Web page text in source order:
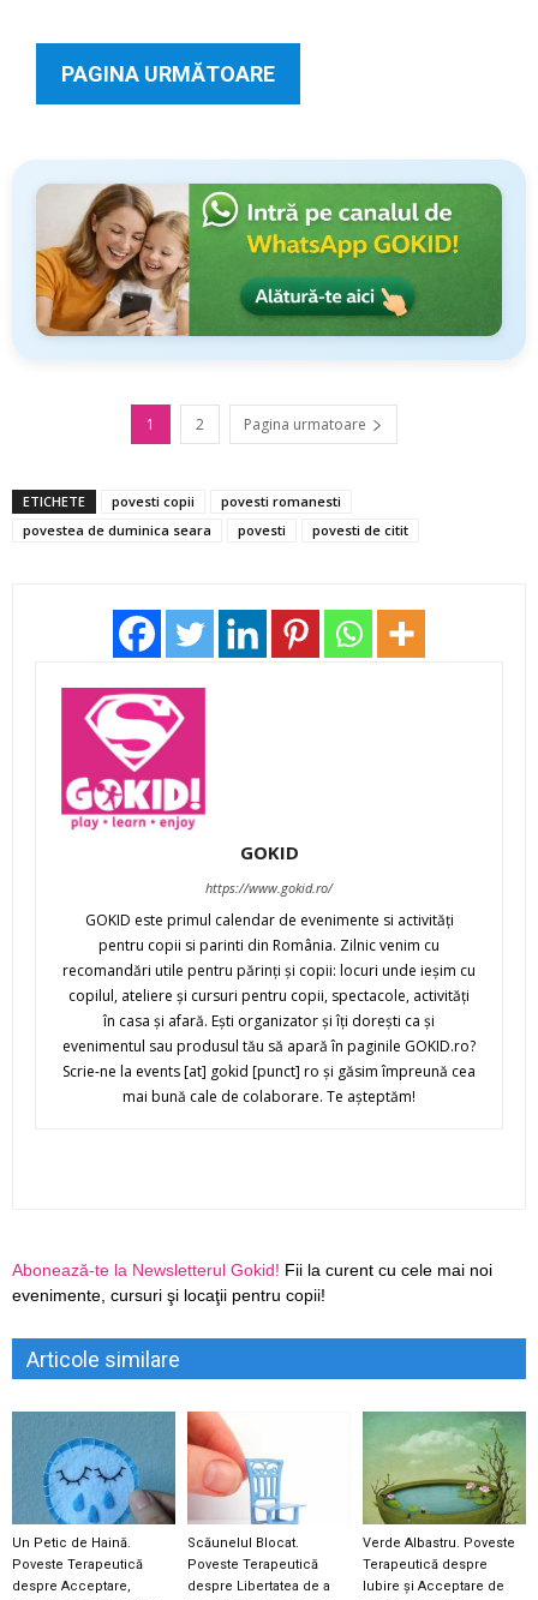
PAGINA URMĂTOARE
1 2 Pagina urmatoare
ETICHETE povesti copii
povesti romanesti
povestea de duminica seara
povesti povesti de citit
GOKID
https://www.gokid.ro/
GOKID este primul calendar de evenimente si activităţi
pentru copii si parinti din România. Zilnic venim cu
recomandări utile pentru părinţi şi copii: locuri unde ieşim cu
copilul, ateliere şi cursuri pentru copii, spectacole, activităţi
în casa şi afară. Eşti organizator şi îţi doreşti ca şi
evenimentul sau produsul tău să apară în paginile GOKID.ro?
Scrie-ne la events [at] gokid [punct] ro şi găsim împreună cea
mai bună cale de colaborare. Te aşteptăm!
Abonează-te la Newsletterul Gokid! Fii la curent cu cele mai noi
evenimente, cursuri şi locaţii pentru copii!
Articole similare
Un Petic de Haină.
Poveste Terapeutică
despre Acceptare,
Scăunelul Blocat.
Poveste Terapeutică
despre Libertatea de a
Verde Albastru. Poveste
Terapeutică despre
Iubire și Acceptare de